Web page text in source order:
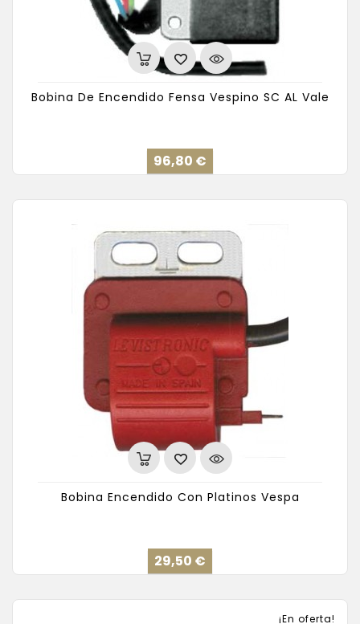
Bobina De Encendido Fensa Vespino SC AL Vale
96,80 €
Bobina Encendido Con Platinos Vespa
29,50 €
¡En oferta!